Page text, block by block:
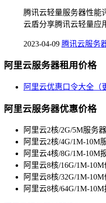
腾讯云轻量服务器性能
云盾分享腾讯云轻量应
2023-04-09 腾讯云服务
阿里云服务器租用价格
阿里云优惠口令大全（
阿里云服务器优惠价格
阿里云2核/2G/5M服务
阿里云2核/4G/1M-10M
阿里云4核/8G/1M-10M
阿里云8核/16G/1M-
阿里云8核/32G/1M-
阿里云8核/64G/1M-